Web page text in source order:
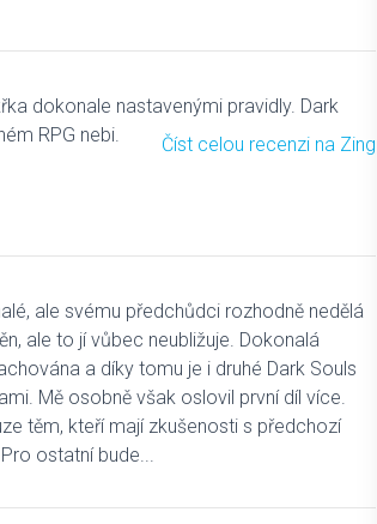
dokonale nastavenými pravidly. Dark
RPG nebi.
Číst celou recenzi na Zing
ale svému předchůdci rozhodně nedělá
ale to jí vůbec neubližuje. Dokonalá
a díky tomu je i druhé Dark Souls
Mě osobně však oslovil první díl více.
těm, kteří mají zkušenosti s předchozí
ostatní bude...